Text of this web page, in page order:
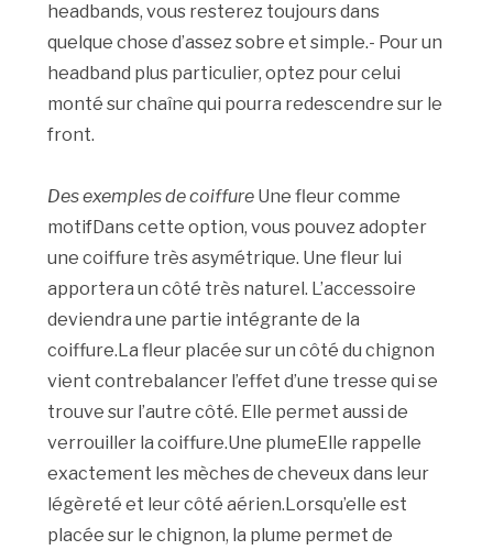
headbands, vous resterez toujours dans
quelque chose d’assez sobre et simple.- Pour un
headband plus particulier, optez pour celui
monté sur chaîne qui pourra redescendre sur le
front.
Des exemples de coiffure Une fleur comme
motifDans cette option, vous pouvez adopter
une coiffure très asymétrique. Une fleur lui
apportera un côté très naturel. L’accessoire
deviendra une partie intégrante de la
coiffure.La fleur placée sur un côté du chignon
vient contrebalancer l’effet d’une tresse qui se
trouve sur l’autre côté. Elle permet aussi de
verrouiller la coiffure.Une plumeElle rappelle
exactement les mèches de cheveux dans leur
légèreté et leur côté aérien.Lorsqu’elle est
placée sur le chignon, la plume permet de